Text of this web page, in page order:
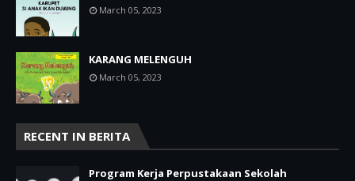
March 05, 2023
KARANG MELENGUH
March 05, 2023
RECENT IN BERITA
Program Kerja Perpustakaan Sekolah